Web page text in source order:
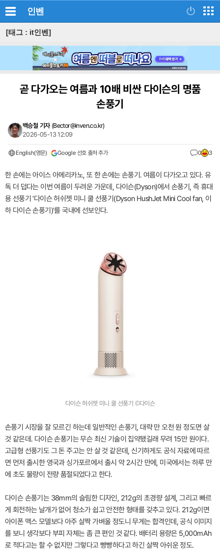
인벤
[태그 : it인벤]
곧 다가오는 여름과 10배 비싼 다이슨의 명품
손풍기
백승철 기자 (Bector@inven.co.kr)
2026-05-13 12:09
English(영문) Google 선호 출처 추가 0 3
한 손에는 아이스 아메리카노, 또 한 손에는 손풍기. 여름이 다가오고 있다. 유
독 더 덥다는 이번 여름이 두려운 가운데, 다이슨(Dyson)에서 손풍기, 즉 휴대
용 선풍기 '다이슨 허쉬젯 미니 쿨 선풍기(Dyson HushJet Mini Cool fan, 이
하 다이슨 손풍기)'를 국내에 선보인다.
다이슨 허쉬젯 미니 쿨 선풍기 ©다이슨
손풍기 시장을 잘 모르긴 하는데 일반적인 손풍기, 대략 만 오천 원 정도면 살
것 같은데. 다이슨 손풍기는 무슨 최신 기술이 집약됐길래 무려 15만 원이다.
고급형 선풍기도 그 돈 주고는 안 살 것 같은데, 신기하게도 공식 자료에 따르
면 먼저 출시한 영국과 싱가포르에서 출시 약 2시간 만에, 미국에서는 하루 만
에 초도 물량이 전량 품절되었다고 한다.
다이슨 손풍기는 38mm의 슬림한 디자인, 212g의 초경량 설계, 그리고 빠르
게 회전하는 날개가 없어 청소가 쉽고 안전한 형태를 갖추고 있다. 212g이면
아이폰 맥스 모델보다 아주 살짝 가벼울 정도니 무게는 합격인데, 공식 이미지
를 보니 생각보다 부피 자체는 좀 큰 편인 것 같다. 배터리 용량은 5,000mAh
로 적다고는 할 수 없지만 그렇다고 빵빵하다고 하긴 살짝 아쉬운 정도.